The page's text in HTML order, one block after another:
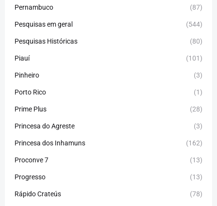
Pernambuco (87)
Pesquisas em geral (544)
Pesquisas Históricas (80)
Piauí (101)
Pinheiro (3)
Porto Rico (1)
Prime Plus (28)
Princesa do Agreste (3)
Princesa dos Inhamuns (162)
Proconve 7 (13)
Progresso (13)
Rápido Crateús (78)